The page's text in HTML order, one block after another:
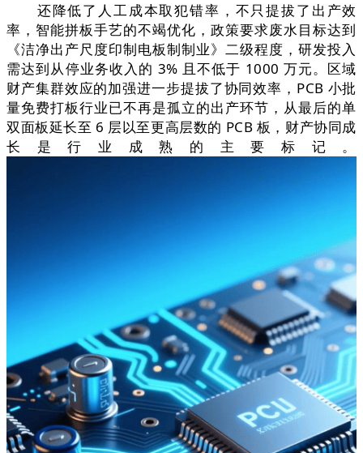
还降低了人工成本取犯错率，不只提拔了出产效
率，智能拼板手艺的不竭优化，政策要求废水目标达到
《洁净出产尺度印制电板制制业》二级程度，研发投入
需达到从停业务收入的 3% 且不低于 1000 万元。区域
财产集群效应的加强进一步提拔了协同效率，PCB 小批
量免费打板行业已不再是孤立的出产环节，从最后的单
双面板延长至 6 层以至更高层数的 PCB 板，财产协同成
长是行业成熟的主要标记。